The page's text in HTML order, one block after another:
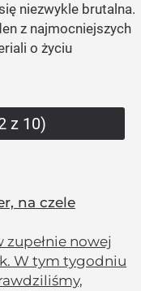
niezwykle brutalna.
z najmocniejszych
o życiu
z 10)
na czele
zupełnie nowej
W tym tygodniu